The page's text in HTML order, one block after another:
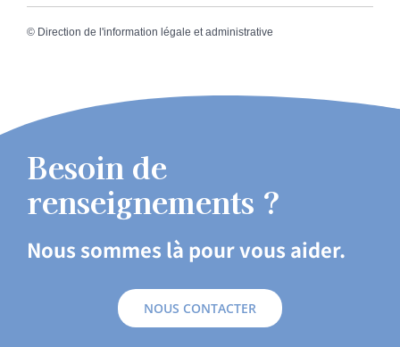
© Direction de l'information légale et administrative
Besoin de
renseignements ?
Nous sommes là pour vous aider.
NOUS CONTACTER